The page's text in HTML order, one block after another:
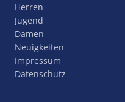
Herren
Jugend
Damen
Neuigkeiten
Impressum
Datenschutz